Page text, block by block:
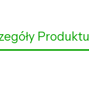
Produktu